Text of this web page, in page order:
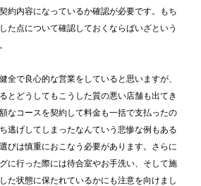
約内容になっているか確認が必要です。もち
た点について確認しておくならばいざという
全で良心的な営業をしていると思いますが、
とどうしてもこうした質の悪い店舗も出てき
なコースを契約して料金も一括で支払ったの
逃げしてしまったなんていう悲惨な例もある
びは慎重におこなう必要があります。さらに
に行った際には待合室やお手洗い、そして施
た状態に保たれているかにも注意を向けまし